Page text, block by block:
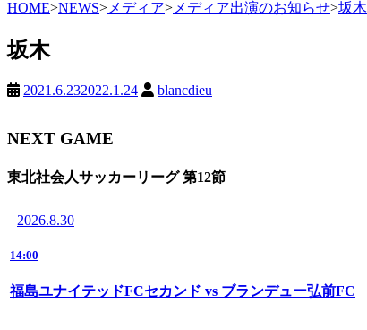
HOME>NEWS> メディア> メディア出演のお知らせ>坂木
坂木
2021.6.232022.1.24 blancdieu
NEXT GAME
東北社会人サッカーリーグ 第12節
2026.8.30
14:00
福島ユナイテッドFCセカンド vs ブランデュー弘前FC